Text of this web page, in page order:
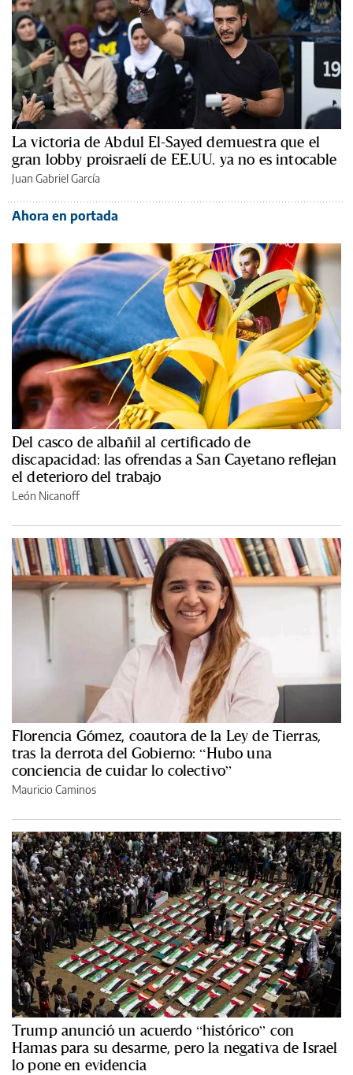
La victoria de Abdul El-Sayed demuestra que el
gran lobby proisraelí de EE.UU. ya no es intocable
Juan Gabriel García
Ahora en portada
Del casco de albañil al certificado de
discapacidad: las ofrendas a San Cayetano reflejan
el deterioro del trabajo
León Nicanoff
Florencia Gómez, coautora de la Ley de Tierras,
tras la derrota del Gobierno: “Hubo una
conciencia de cuidar lo colectivo”
Mauricio Caminos
Trump anunció un acuerdo “histórico” con
Hamas para su desarme, pero la negativa de Israel
lo pone en evidencia